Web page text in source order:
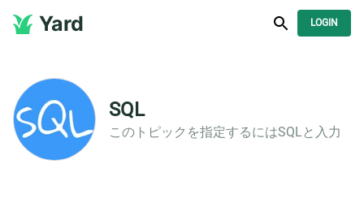
Yard LOGIN
SQL
このトピックを指定するにはSQLと入力